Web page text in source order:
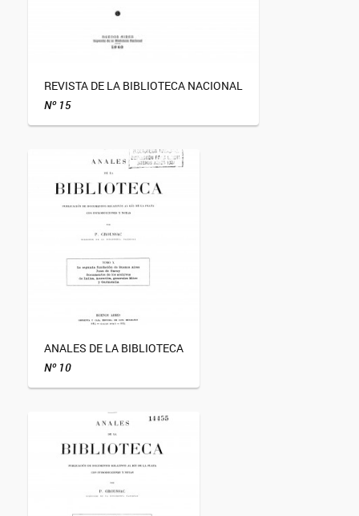
REVISTA DE LA BIBLIOTECA NACIONAL
Nº 15
ANALES DE LA BIBLIOTECA
Nº 10